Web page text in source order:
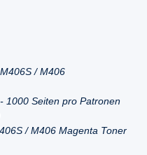
/ M406
1000 Seiten pro Patronen
/ M406 Magenta Toner